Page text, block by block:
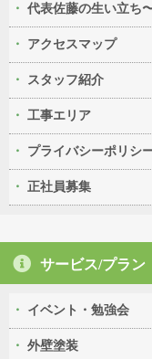
代表佐藤の生い立ち
アクセスマップ
スタッフ紹介
工事エリア
プライバシーポリシ
正社員募集
サービス/プラン
イベント・勉強会
外壁塗装